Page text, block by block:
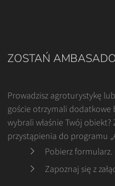
ZOSTAŃ
Prowadzisz agroturystykę
goście otrzymali dodatkowe
wybrali właśnie Twój obiekt?
przystąpienia do programu
Pobierz formularz.
Zapoznaj się z